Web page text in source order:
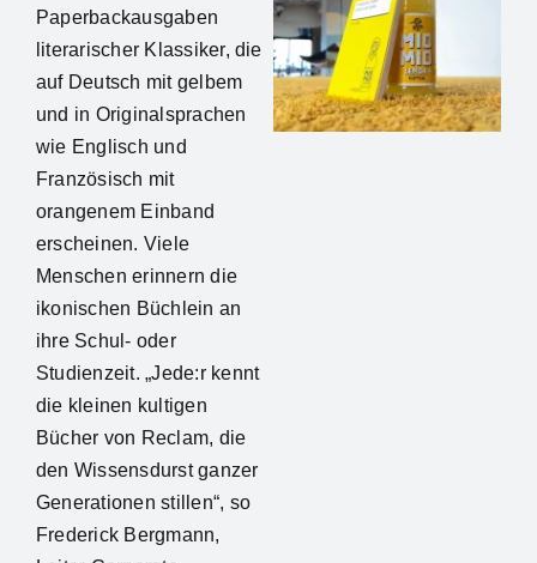
BEST PRACTICES
KONTAKT
Paperbackausgaben
literarischer Klassiker, die
auf Deutsch mit gelbem
und in Originalsprachen
wie Englisch und
Französisch mit
orangenem Einband
erscheinen. Viele
Menschen erinnern die
ikonischen Büchlein an
ihre Schul- oder
Studienzeit. „Jede:r kennt
die kleinen kultigen
Bücher von Reclam, die
den Wissensdurst ganzer
Generationen stillen“, so
Frederick Bergmann,